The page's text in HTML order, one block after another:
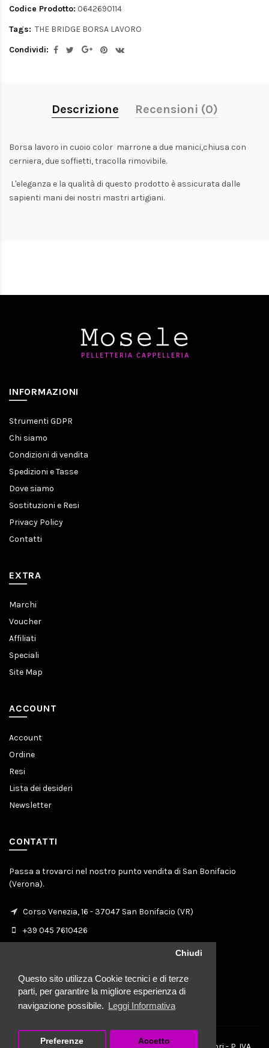
Questo sito utilizza Cookie tecnici e di terze
parti, per garantire la migliore esperienza di
navigazione possibile. Leggi Informativa
Chiudi
Preferenze Accetto
Codice Prodotto: 0642690114
Tags: THE BRIDGE BORSA LAVORO
Condividi:
Descrizione Recensioni (0)
Borsa lavoro in cuoio color marrone a due manici,chiusa con
cerniera, due soffietti, tracolla rimovibile.
L'eleganza e la qualità di questo prodotto è assicurata dalle
sapienti mani dei nostri mastri artigiani.
INFORMAZIONI
Strumenti GDPR
Chi siamo
Condizioni di vendita
Spedizioni e Tasse
Dove siamo
Sostituzioni e Resi
Privacy Policy
Contatti
EXTRA
Marchi
Voucher
Affiliati
Speciali
Site Map
ACCOUNT
Account
Ordine
Resi
Lista dei desideri
Newsletter
CONTATTI
Passa a trovarci nel nostro punto vendita di San Bonifacio
(Verona).
Corso Venezia, 16 - 37047 San Bonifacio (VR)
+39 045 7610426